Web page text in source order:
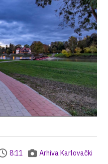
8:11 Arhiva Karlovački